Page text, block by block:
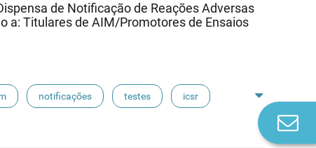
de Notificação de Reações Adversas
a: Titulares de AIM/Promotores de Ensaios
notificações testes icsr